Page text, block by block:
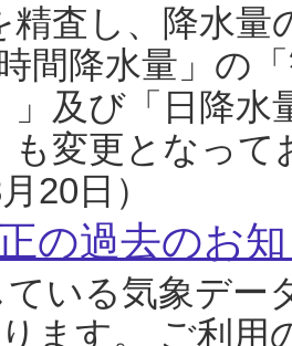
精査し、降水
時間降水量」の
」及び「日降
も変更となっ
20日）
の過去のお
いる気象デー
ます。 ご利用